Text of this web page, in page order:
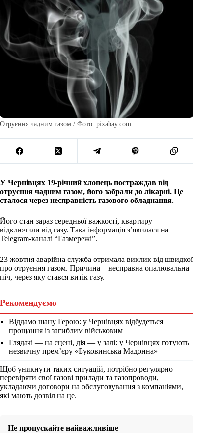
Отруєння чадним газом / Фото: pixabay.com
У Чернівцях 19-річний хлопець постраждав від
отруєння чадним газом, його забрали до лікарні. Це
сталося через несправність газового обладнання.
Його стан зараз середньої важкості, квартиру
відключили від газу. Така інформація з’явилася на
Telegram-каналі “Газмережі”.
23 жовтня аварійна служба отримала виклик від швидкої
про отруєння газом. Причина – несправна опалювальна
піч, через яку стався витік газу.
Рекомендуємо
Віддамо шану Герою: у Чернівцях відбудеться
прощання із загиблим військовим
Глядачі — на сцені, дія — у залі: у Чернівцях готують
незвичну прем’єру «Буковинська Мадонна»
Щоб уникнути таких ситуацій, потрібно регулярно
перевіряти свої газові прилади та газопроводи,
укладаючи договори на обслуговування з компаніями,
які мають дозвіл на це.
Не пропускайте найважливіше